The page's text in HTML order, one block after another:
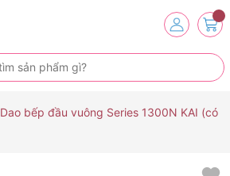
Dao bếp đầu vuông Series 1300N KAI (có